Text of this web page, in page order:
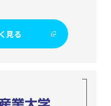
見る